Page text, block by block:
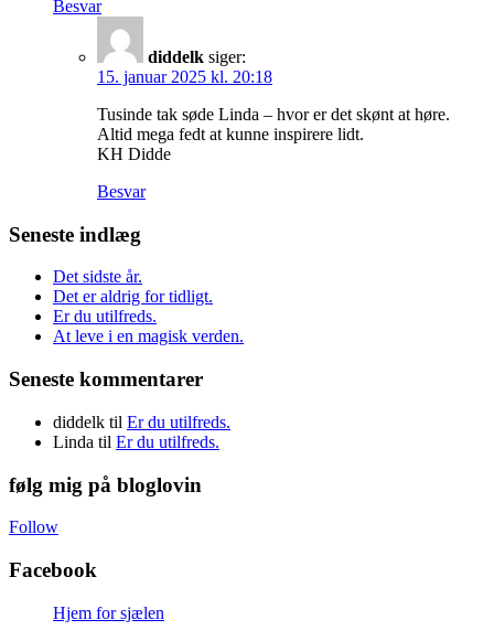
Besvar
diddelk siger:
15. januar 2025 kl. 20:18
Tusinde tak søde Linda – hvor er det skønt at høre.
Altid mega fedt at kunne inspirere lidt.
KH Didde
Besvar
Seneste indlæg
Det sidste år.
Det er aldrig for tidligt.
Er du utilfreds.
At leve i en magisk verden.
Seneste kommentarer
diddelk til Er du utilfreds.
Linda til Er du utilfreds.
følg mig på bloglovin
Follow
Facebook
Hjem for sjælen